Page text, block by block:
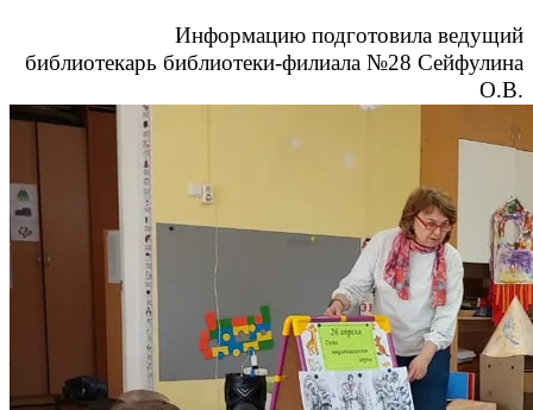
Информацию подготовила ведущий
библиотекарь библиотеки-филиала №28 Сейфулина
О.В.